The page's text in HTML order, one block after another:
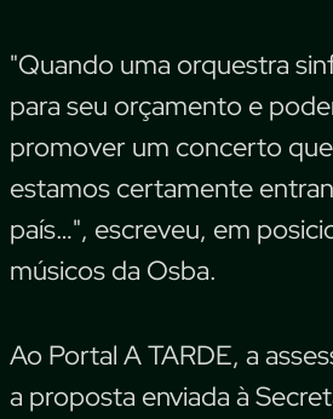
"Quando uma orquestra
para seu orçamento e
promover um concerto
estamos certamente
país…", escreveu, em
músicos da Osba.
Ao Portal A TARDE, a
a proposta enviada à